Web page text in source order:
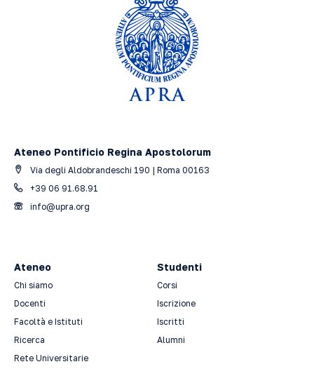
Ateneo Pontificio Regina Apostolorum
Via degli Aldobrandeschi 190 | Roma 00163
+39 06 91.68.91
info@upra.org
Ateneo
Chi siamo
Docenti
Facoltà e Istituti
Ricerca
Rete Universitarie
Studenti
Corsi
Iscrizione
Iscritti
Alumni